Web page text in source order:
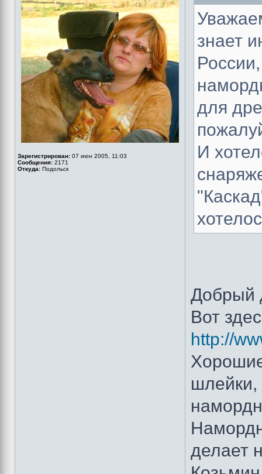
Зарегистрирован: 07 июн 2005, 11:03
Сообщения: 2171
Откуда: Подольск
знает
для
И
Добрый
Вот
http://
шлейки,
делает